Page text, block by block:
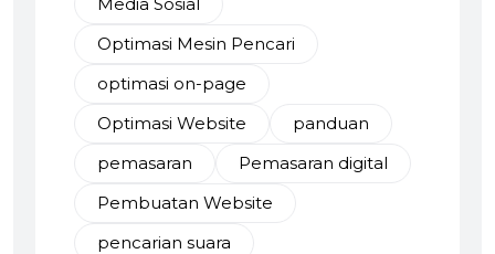
Optimasi Mesin Pencari
optimasi on-page
Optimasi Website
panduan
pemasaran
Pemasaran digital
Pembuatan Website
pencarian suara